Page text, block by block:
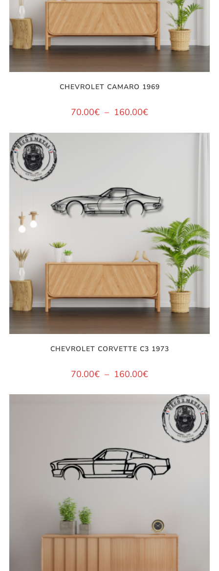
CHEVROLET CAMARO 1969
70.00€ – 160.00€
CHEVROLET CORVETTE C3 1973
70.00€ – 160.00€